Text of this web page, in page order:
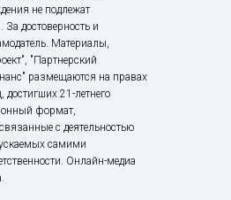
не подлежат
достоверность и
Материалы,
"Партнерский
размещаются на правах
21-летнего
формат,
с деятельностью
самими
Онлайн-медиа